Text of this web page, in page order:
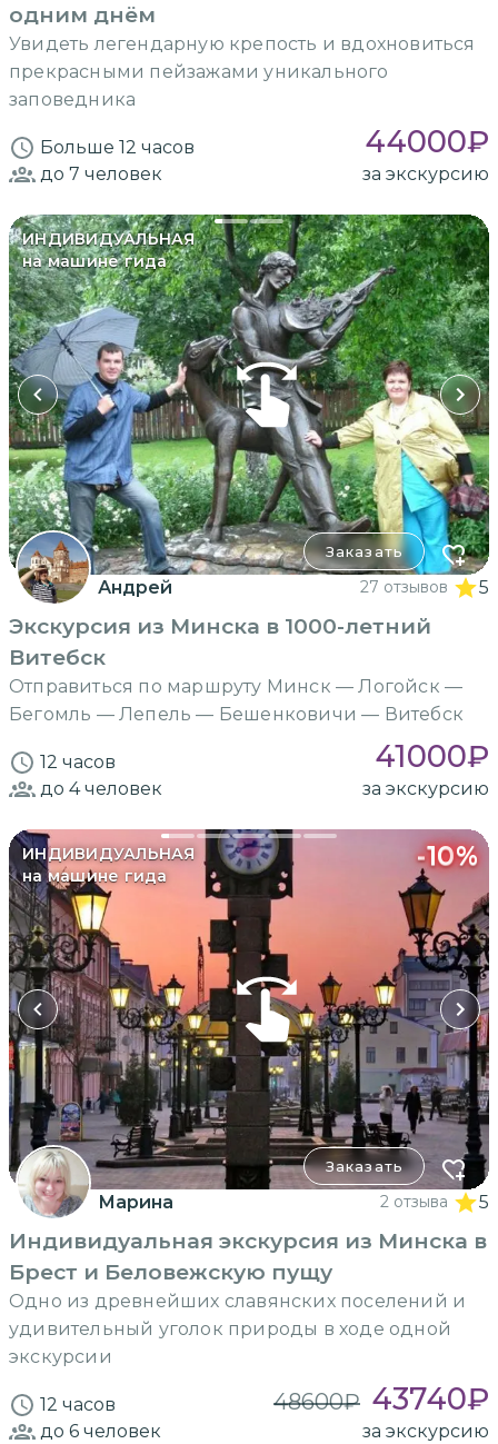
одним днём
Увидеть легендарную крепость и вдохновиться
прекрасными пейзажами уникального
заповедника
Больше 12 часов 44000₽
до 7 человек за экскурсию
ИНДИВИДУАЛЬНАЯ
на машине гида
Заказать
Андрей 27 отзывов 5
Экскурсия из Минска в 1000-летний
Витебск
Отправиться по маршруту Минск — Логойск —
Бегомль — Лепель — Бешенковичи — Витебск
12 часов 41000₽
до 4человек за экскурсию
ИНДИВИДУАЛЬНАЯ
на машине гида
-10%
Заказать
Марина 2 отзыва 5
Индивидуальная экскурсия из Минска в
Брест и Беловежскую пущу
Одно из древнейших славянских поселений и
удивительный уголок природы в ходе одной
экскурсии
12 часов 48600₽ 43740₽
до 6 человек за экскурсию